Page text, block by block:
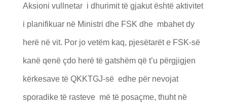
Aksioni vullnetar i dhurimit të gjakut është aktivitet
i planifikuar në Ministri dhe FSK dhe mbahet dy
herë në vit. Por jo vetëm kaq, pjesëtarët e FSK-së
kanë qenë çdo herë të gatshëm që t’u përgjigjen
kërkesave të QKKTGJ-së edhe për nevojat
sporadike të rasteve më të posaçme, thuht në